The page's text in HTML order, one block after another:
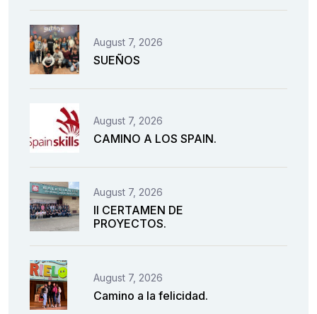
August 7, 2026
SUEÑOS
August 7, 2026
CAMINO A LOS SPAIN.
August 7, 2026
II CERTAMEN DE
PROYECTOS.
August 7, 2026
Camino a la felicidad.